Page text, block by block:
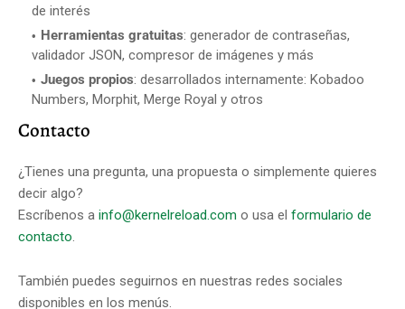
de interés
Herramientas gratuitas: generador de contraseñas,
validador JSON, compresor de imágenes y más
Juegos propios: desarrollados internamente: Kobadoo
Numbers, Morphit, Merge Royal y otros
Contacto
¿Tienes una pregunta, una propuesta o simplemente quieres
decir algo?
Escríbenos a info@kernelreload.com o usa el formulario de
contacto.
También puedes seguirnos en nuestras redes sociales
disponibles en los menús.